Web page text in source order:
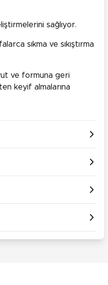
sağlıyor.
sıkma ve sıkıştırma
ve formuna geri
keyif almalarına